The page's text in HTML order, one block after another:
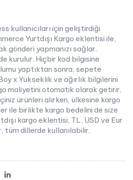
kullanıcıları için geliştirdiği
Yurtdışı Kargo eklentisi ile,
gönderi yapmanızı sağlar.
kurulur. Hiçbir kod bilgisine
yaptıktan sonra, sepete
x Yükseklik ve ağırlık bilgilerini
maliyetini otomatik olarak getirir.
ürünleri alırken, ülkesine kargo
ile birlikte kargo bedelini de size
kargo eklentisi, TL, USD ve Eur
dillerde kullanılabilir.